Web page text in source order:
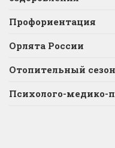
Профориентация
Орлята России
Отопительный сезон
Психолого-медико-